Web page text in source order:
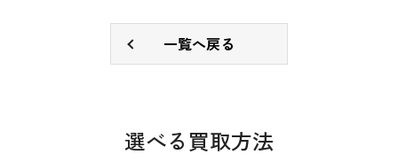
一覧へ戻る
選べる買取方法